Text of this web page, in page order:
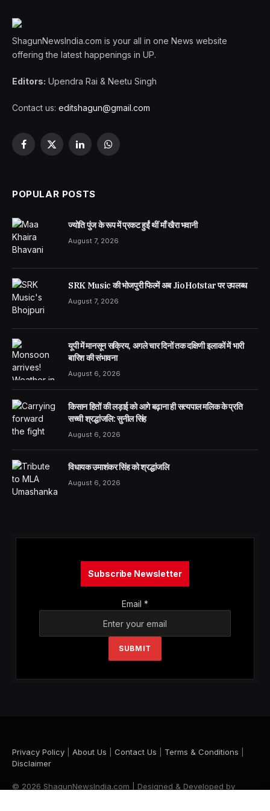
ShagunNewsIndia.com is your all in one News website
offering the latest happenings in UP.
Editors: Upendra Rai & Neetu Singh
Contact us: editshagun@gmail.com
Facebook
X
LinkedInWhatsApp
POPULAR POSTS
ज्योति पुंज के रूप में प्रकट हुईं थीं माँ खैरा भवानी
August 7, 2026
SRK Music की भोजपुरी फिल्में अब JioHotstar पर उपलब्ध
August 7, 2026
यूपी में मानसून सक्रिय, अगले चार दिनों तक दक्षिणी इलाकों में भारी
बारिश की संभावना
August 6, 2026
किसान हितों की लड़ाई को आगे बढ़ाना ही सत्यपाल मलिक के प्रति
सच्ची श्रद्धांजलि: सुनील सिंह
August 6, 2026
विधायक उमाशंकर सिंह को श्रद्धांजलि
August 6, 2026
Subscribe Newsletter
Email *
SUBMIT
Privacy Policy About Us Contact Us Terms & Conditions
Disclaimer
© 2026 ShagunNewsIndia.com | Designed & Developed by